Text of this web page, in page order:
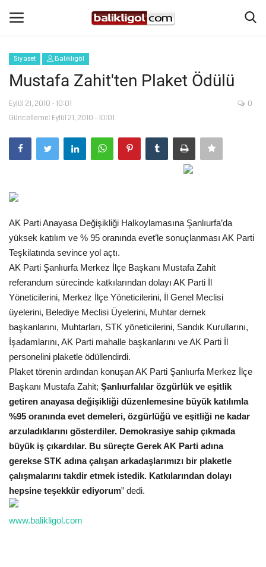
Giriş Yap
Anasayfa
Köşe Yazıları
Şanlıurfa
Eğitim
Spor
Gündem
Tekno Bilim
Ekonomi
Siyaset
Galeriler
Yaşam
Künye
Sağlık
Siyaset Balıklıgöl
Mustafa Zahit'ten Plaket Ödülü
Eylül 21, 2010 - 10:01
Güncelleme: Eylül 21, 2010 - 10:01
0
AK Parti Anayasa Değişikliği Halkoylamasına Şanlıurfa’da
yüksek katılım ve % 95 oranında evet’le sonuçlanması AK Parti
Teşkilatında sevince yol açtı.
AK Parti Şanlıurfa Merkez İlçe Başkanı Mustafa Zahit
referandum sürecinde katkılarından dolayı AK Parti İl
Yöneticilerini, Merkez İlçe Yöneticilerini, İl Genel Meclisi
üyelerini, Belediye Meclisi Üyelerini, Muhtar dernek
başkanlarını, Muhtarları, STK yöneticilerini, Sandık Kurullarını,
İşadamlarını, AK Parti mahalle başkanlarını ve AK Parti İl
personelini plaketle ödüllendirdi.
Plaket törenin ardından konuşan AK Parti Şanlıurfa Merkez İlçe
Başkanı Mustafa Zahit; Şanlıurfalılar özgürlük ve eşitlik
getiren anayasa değişikliği düzenlemesine büyük katılımla
%95 oranında evet demeleri, özgürlüğü ve eşitliği ne kadar
arzuladıklarını gösterdiler. Demokrasiye sahip çıkmada
büyük iş çıkardılar. Bu süreçte Gerek AK Parti adına
gerekse STK adına çalışan arkadaşlarımızı bir plaketle
çalışmalarını takdir etmek istedik. Katkılarından dolayı
hepsine teşekkür ediyorum” dedi.
www.balikligol.com